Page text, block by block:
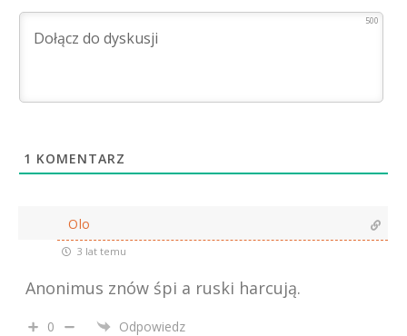
500
1 KOMENTARZ
Olo
3 lat temu
Anonimus znów śpi a ruski harcują.
0 Odpowiedz